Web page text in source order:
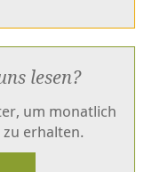
lesen?
um monatlich
erhalten.